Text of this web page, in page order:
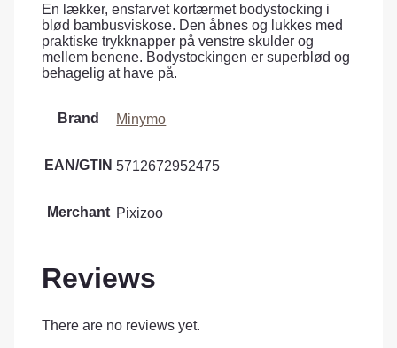
En lækker, ensfarvet kortærmet bodystocking i
blød bambusviskose. Den åbnes og lukkes med
praktiske trykknapper på venstre skulder og
mellem benene. Bodystockingen er superblød og
behagelig at have på.
Brand Minymo
EAN/GTIN 5712672952475
Merchant Pixizoo
Reviews
There are no reviews yet.